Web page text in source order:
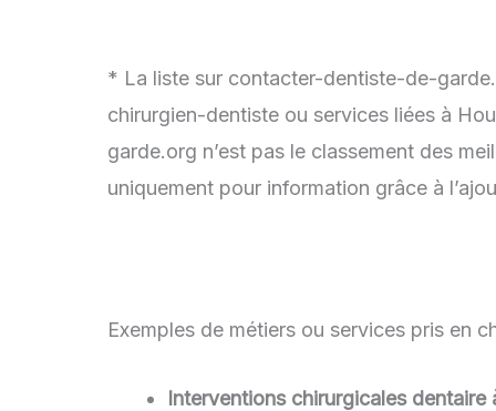
* La liste sur contacter-dentiste-de-
chirurgien-dentiste ou services liées à
garde.org n’est pas le classement des
uniquement pour information grâce à
Exemples de métiers ou services pris en
Interventions chirurgicales dentaire